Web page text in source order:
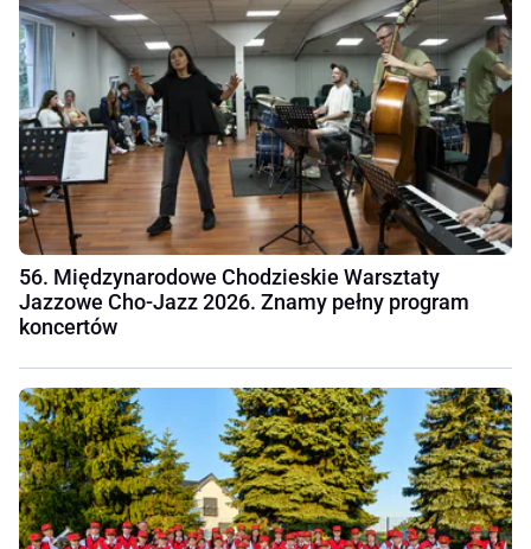
56. Międzynarodowe Chodzieskie Warsztaty
Jazzowe Cho-Jazz 2026. Znamy pełny program
koncertów